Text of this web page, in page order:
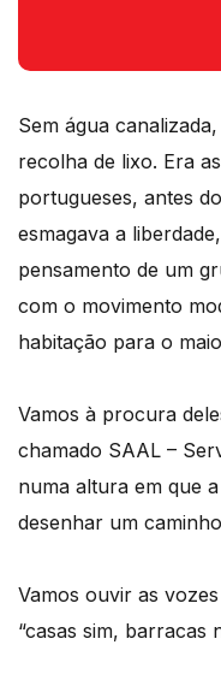
lixo.
do
Sem água
recolha de lixo. Era
portugueses, antes
esmagava a
pensamento de um
com o movimento
habitação para o
Vamos à procura
chamado SAAL –
numa altura em que
desenhar um
Vamos ouvir as
“casas sim, barracas